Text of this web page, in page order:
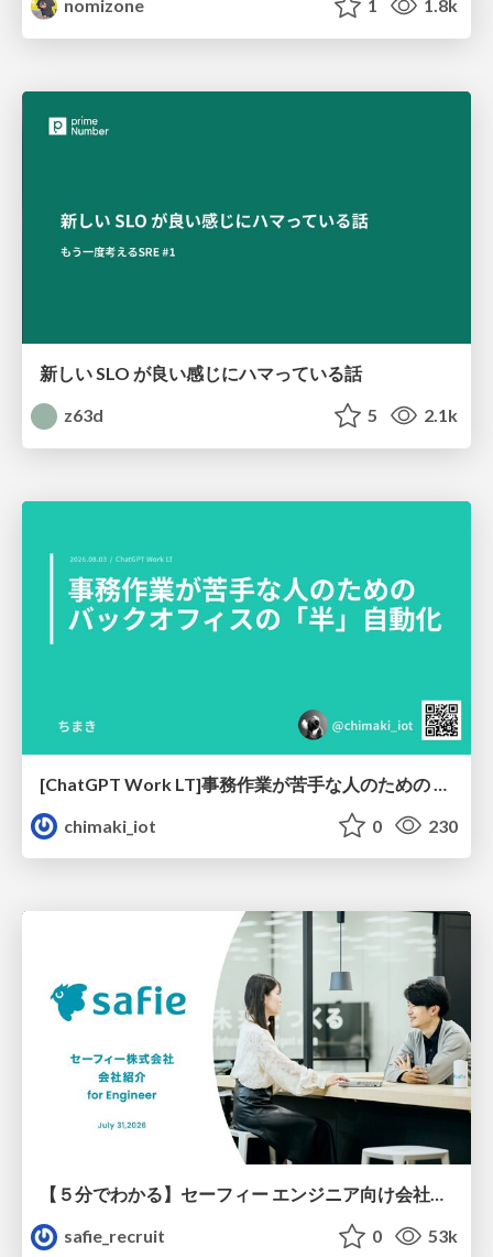
nomizone 1 1.8k
新しい SLO が良い感じにハマっている話
z63d
5 2.1k
chimaki_iot
0 230
【５分でわかる】セーフィー エンジニア向け会社紹介
safie_recruit
0 53k